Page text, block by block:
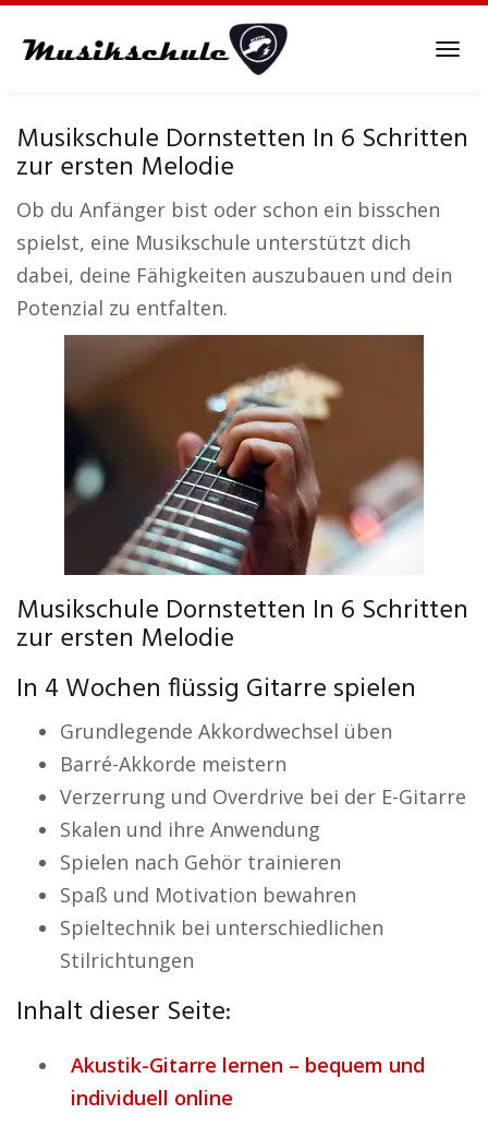
Musikschule Dornstetten In 6 Schritten
zur ersten Melodie
Ob du Anfänger bist oder schon ein bisschen
spielst, eine Musikschule unterstützt dich
dabei, deine Fähigkeiten auszubauen und dein
Potenzial zu entfalten.
Musikschule Dornstetten In 6 Schritten
zur ersten Melodie
In 4 Wochen flüssig Gitarre spielen
Grundlegende Akkordwechsel üben
Barré-Akkorde meistern
Verzerrung und Overdrive bei der E-Gitarre
Skalen und ihre Anwendung
Spielen nach Gehör trainieren
Spaß und Motivation bewahren
Spieltechnik bei unterschiedlichen
Stilrichtungen
Inhalt dieser Seite:
Akustik-Gitarre lernen – bequem und
individuell online